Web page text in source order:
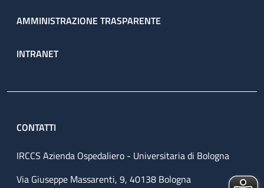
AMMINISTRAZIONE TRASPARENTE
INTRANET
CONTATTI
IRCCS Azienda Ospedaliero - Universitaria di Bologna
Via Giuseppe Massarenti, 9, 40138 Bologna